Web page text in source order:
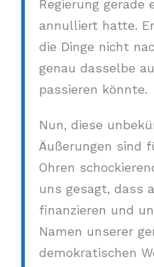
Regierung gerade
annulliert hatte.
die Dinge nicht
genau dasselbe
passieren könnte.
Nun, diese
Äußerungen sind
Ohren
uns gesagt, dass
finanzieren und
Namen unserer
demokratischen